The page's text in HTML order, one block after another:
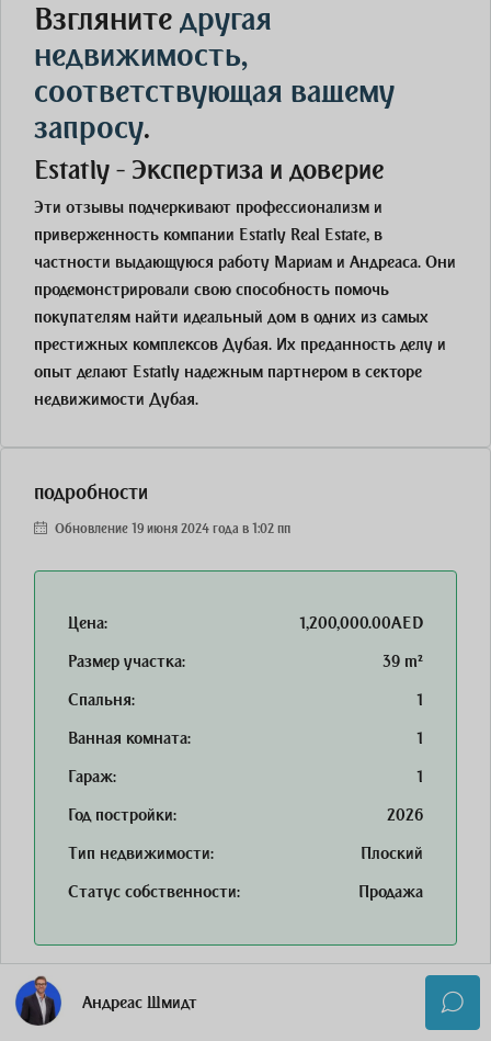
Взгляните другая
недвижимость,
соответствующая вашему
запросу.
Estatly - Экспертиза и доверие
Эти отзывы подчеркивают профессионализм и
приверженность компании Estatly Real Estate, в
частности выдающуюся работу Мариам и Андреаса. Они
продемонстрировали свою способность помочь
покупателям найти идеальный дом в одних из самых
престижных комплексов Дубая. Их преданность делу и
опыт делают Estatly надежным партнером в секторе
недвижимости Дубая.
подробности
Обновление 19 июня 2024 года в 1:02 пп
Цена:
1,200,000.00AED
Размер участка:
39 m²
Спальня:
1
Ванная комната:
1
Гараж:
1
Год постройки:
2026
Тип недвижимости:
Плоский
Статус собственности:
Продажа
Недвижимость
Андреас Шмидт